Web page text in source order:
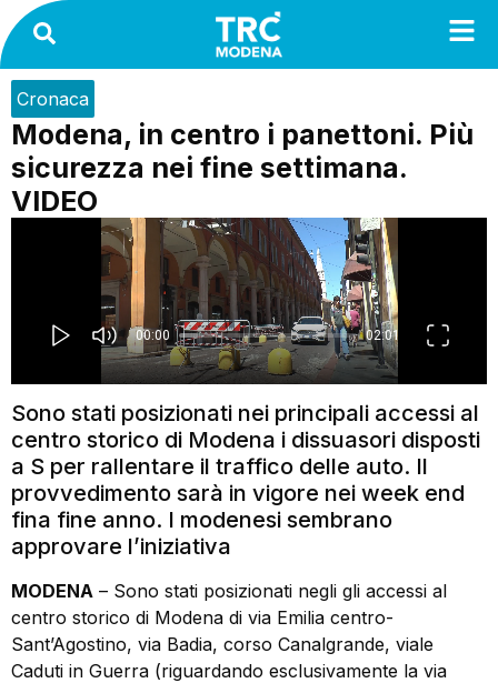
Cronaca
Modena, in centro i panettoni. Più
sicurezza nei fine settimana.
VIDEO
Sono stati posizionati nei principali accessi al
centro storico di Modena i dissuasori disposti
a S per rallentare il traffico delle auto. Il
provvedimento sarà in vigore nei week end
fina fine anno. I modenesi sembrano
approvare l’iniziativa
MODENA – Sono stati posizionati negli gli accessi al
centro storico di Modena di via Emilia centro-
Sant’Agostino, via Badia, corso Canalgrande, viale
Caduti in Guerra (riguardando esclusivamente la via